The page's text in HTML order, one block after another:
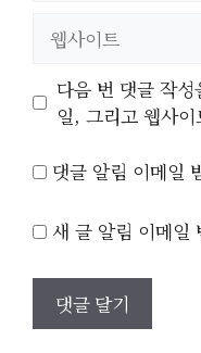
트
다음 번 댓글 작
일, 그리고 웹사
댓글 알림 이메일
새 글 알림 이메일